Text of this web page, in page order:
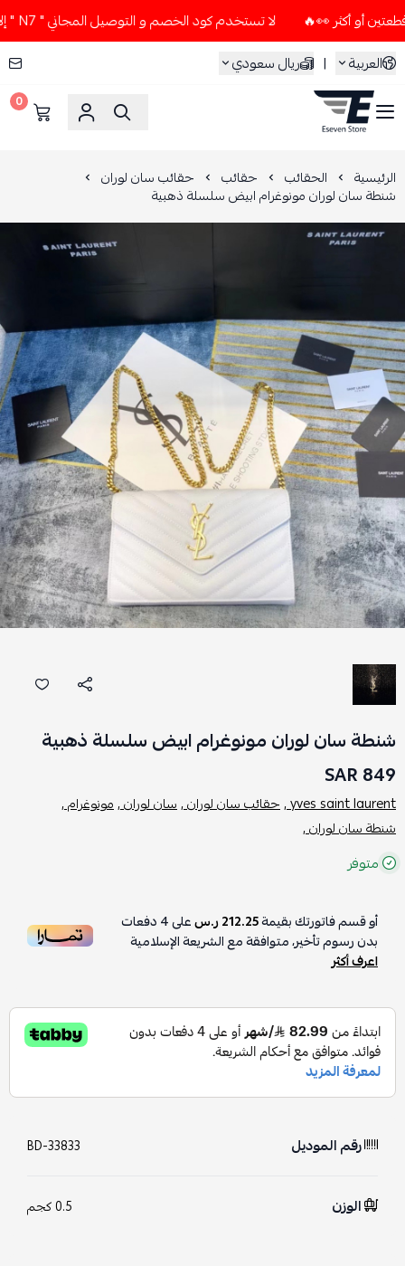
لا تستخدم كود الخصم و التوصيل المجاني " N7 " إلا إذا طلبت قطعتين أو أكثر 👀🔥
العربية
| ريال سعودي
ESEVEN STORE
0
الرئيسية الحقائب حقائب حقائب سان لوران
شنطة سان لوران مونوغرام ابيض سلسلة ذهبية
شنطة سان لوران مونوغرام ابيض سلسلة ذهبية
849 SAR
yves saint laurent , حقائب سان لوران ,سان لوران ,مونوغرام ,
شنطة سان لوران ,
متوفر
أو قسم فاتورتك بقيمة212.25 ر.س على4دفعات
بدون رسوم تأخير، متوافقة مع الشريعة الإسلامية
اعرف أكثر
رقم الموديل BD-33833
الوزن 0.5 كجم